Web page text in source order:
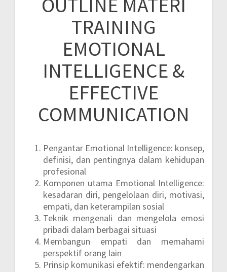
TRAINING
EMOTIONAL
INTELLIGENCE &
EFFECTIVE
COMMUNICATION
Pengantar Emotional Intelligence: konsep,
definisi, dan pentingnya dalam kehidupan
profesional
Komponen utama Emotional Intelligence:
kesadaran diri, pengelolaan diri, motivasi,
empati, dan keterampilan sosial
Teknik mengenali dan mengelola emosi
pribadi dalam berbagai situasi
Membangun empati dan memahami
perspektif orang lain
Prinsip komunikasi efektif: mendengarkan